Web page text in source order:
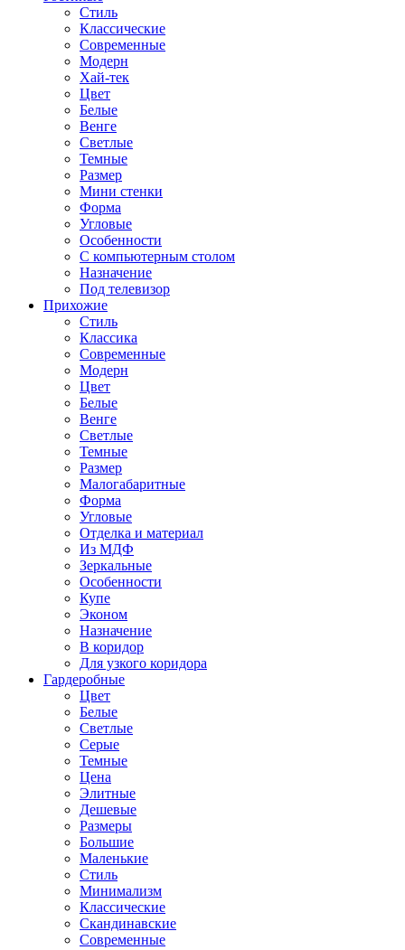
Стиль
Классические
Современные
Модерн
Хай-тек
Цвет
Белые
Венге
Светлые
Темные
Размер
Мини стенки
Форма
Угловые
Особенности
С компьютерным столом
Назначение
Под телевизор
Прихожие
Стиль
Классика
Современные
Модерн
Цвет
Белые
Венге
Светлые
Темные
Размер
Малогабаритные
Форма
Угловые
Отделка и материал
Из МДФ
Зеркальные
Особенности
Купе
Эконом
Назначение
В коридор
Для узкого коридора
Гардеробные
Цвет
Белые
Светлые
Серые
Темные
Цена
Элитные
Дешевые
Размеры
Большие
Маленькие
Стиль
Минимализм
Классические
Скандинавские
Современные